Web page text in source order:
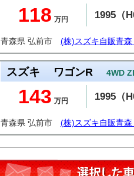
118 万円 1995（
青森県 弘前市 (株)スズキ自販青森
スズキ ワゴンR 4WD
143 万円 1995（
青森県 弘前市 (株)スズキ自販青森